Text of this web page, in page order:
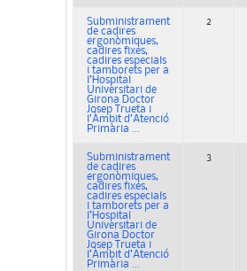
Subministrament
de cadires
ergonòmiques,
cadires fixes,
cadires especials
i tamborets per a
l’Hospital
Universitari de
Girona Doctor
Josep Trueta i
l’Àmbit d’Atenció
Primària ...
2
Subministrament
de cadires
ergonòmiques,
cadires fixes,
cadires especials
i tamborets per a
l’Hospital
Universitari de
Girona Doctor
Josep Trueta i
l’Àmbit d’Atenció
Primària ...
3